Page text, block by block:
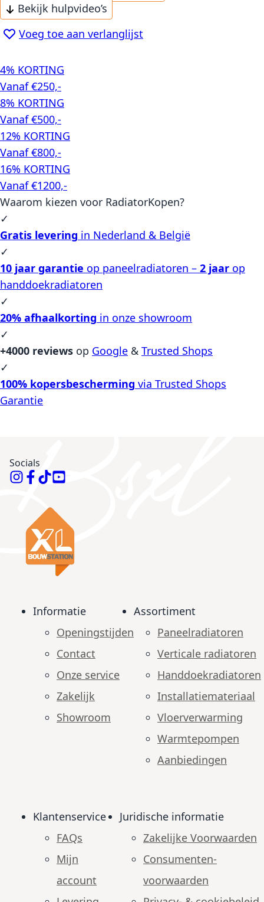
Bekijk hulpvideo’s
Voeg toe aan verlanglijst
4% KORTING
Vanaf €250,-
8% KORTING
Vanaf €500,-
12% KORTING
Vanaf €800,-
16% KORTING
Vanaf €1200,-
Waarom kiezen voor RadiatorKopen?
✓
Gratis levering in Nederland & België
✓
10 jaar garantie op paneelradiatoren – 2 jaar op
handdoekradiatoren
✓
20% afhaalkorting in onze showroom
✓
+4000 reviews op Google & Trusted Shops
✓
100% kopersbescherming via Trusted Shops
Garantie
Socials
Informatie
Openingstijden
Contact
Onze service
Zakelijk
Showroom
Assortiment
Paneelradiatoren
Verticale radiatoren
Handdoekradiatoren
Installatiemateriaal
Vloerverwarming
Warmtepompen
Aanbiedingen
Klantenservice
FAQs
Mijn
account
Juridische informatie
Zakelijke Voorwaarden
Consumenten­
voorwaarden